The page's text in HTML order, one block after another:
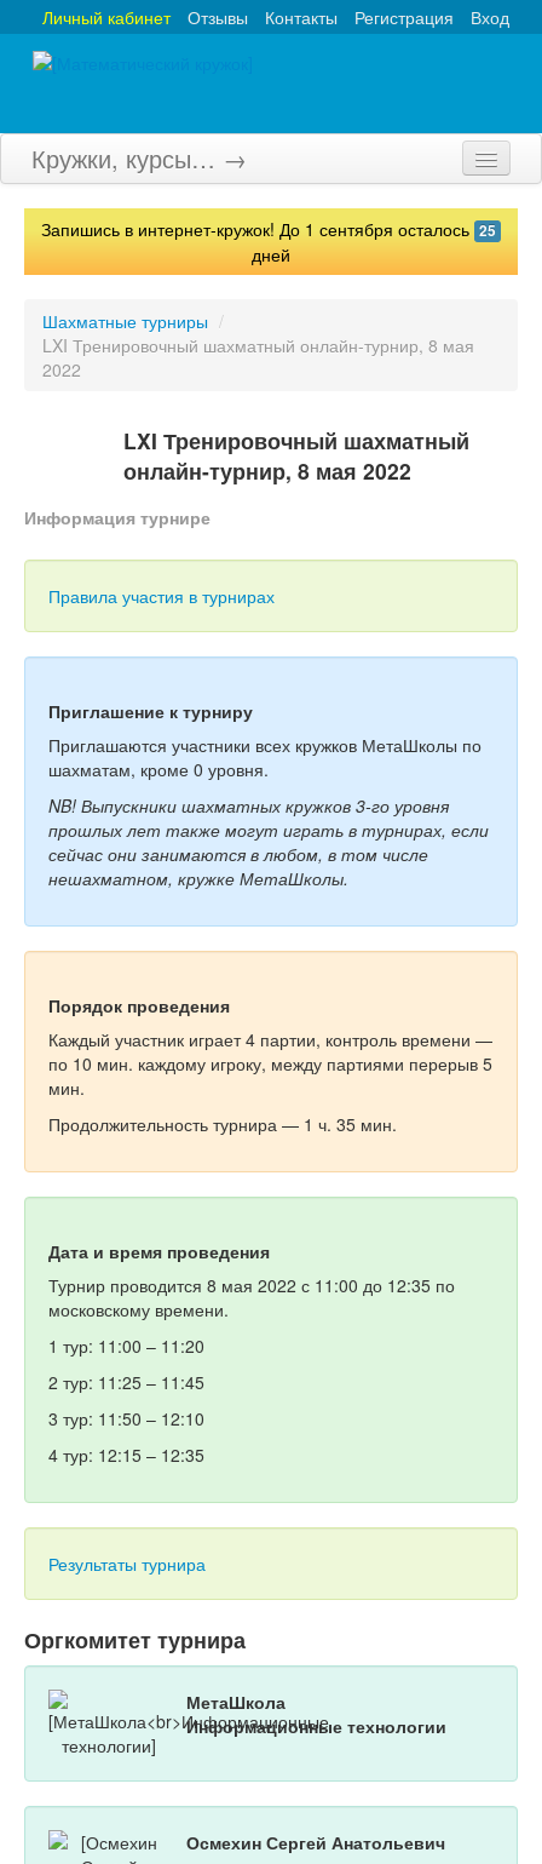
Вход
Регистрация
Контакты
Отзывы
Личный кабинет
Кружки, курсы… →
Главная
Олимпиады
Конкурсы
Книги
Запишись в интернет-кружок! До 1 сентября осталось 25
дней
Шахматные турниры /
LXI Тренировочный шахматный онлайн-турнир, 8 мая
2022
LXI Тренировочный шахматный
онлайн-турнир, 8 мая 2022
Информация турнире
Правила участия в турнирах
Приглашение к турниру
Приглашаются участники всех кружков МетаШколы по
шахматам, кроме 0 уровня.
NB! Выпускники шахматных кружков 3-го уровня
прошлых лет также могут играть в турнирах, если
сейчас они занимаются в любом, в том числе
нешахматном, кружке МетаШколы.
Порядок проведения
Каждый участник играет 4 партии, контроль времени —
по 10 мин. каждому игроку, между партиями перерыв 5
мин.
Продолжительность турнира — 1 ч. 35 мин.
Дата и время проведения
Турнир проводится 8 мая 2022 с 11:00 до 12:35 по
московскому времени.
1 тур: 11:00 – 11:20
2 тур: 11:25 – 11:45
3 тур: 11:50 – 12:10
4 тур: 12:15 – 12:35
Результаты турнира
Оргкомитет турнира
МетаШкола
Информационные технологии
Осмехин Сергей Анатольевич